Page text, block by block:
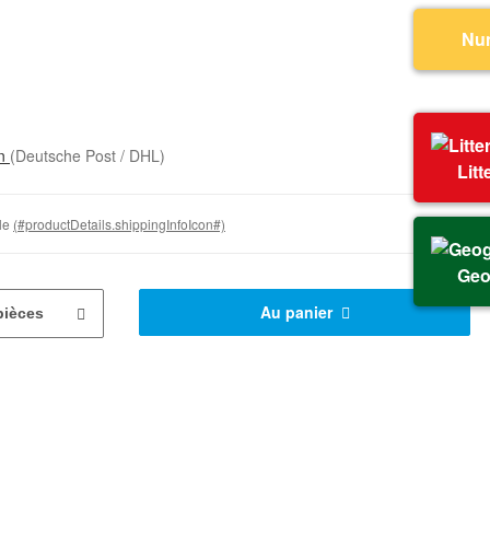
(Deutsche Post / DHL)
(#productDetails.shippingInfoIcon#)
Au panier